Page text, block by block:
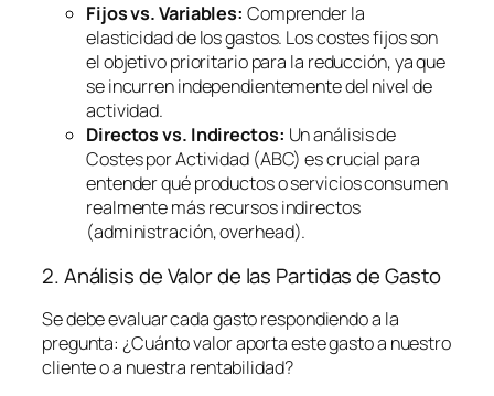
Fijos vs. Variables: Comprender la
elasticidad de los gastos. Los costes fijos son
el objetivo prioritario para la reducción, ya que
se incurren independientemente del nivel de
actividad.
Directos vs. Indirectos: Un análisis de
Costes por Actividad (ABC) es crucial para
entender qué productos o servicios consumen
realmente más recursos indirectos
(administración,overhead).
2. Análisis de Valor de las Partidas de Gasto
Se debe evaluar cada gasto respondiendo a la
pregunta: ¿Cuánto valor aporta este gasto a nuestro
cliente o a nuestra rentabilidad?